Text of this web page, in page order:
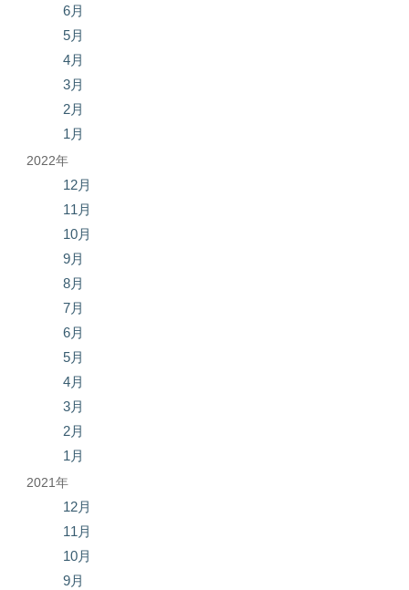
6月
5月
4月
3月
2月
1月
2022年
12月
11月
10月
9月
8月
7月
6月
5月
4月
3月
2月
1月
2021年
12月
11月
10月
9月